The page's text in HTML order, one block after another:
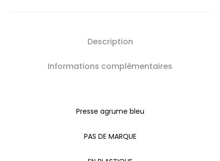
Description
Informations complémentaires
Presse agrume bleu
PAS DE MARQUE